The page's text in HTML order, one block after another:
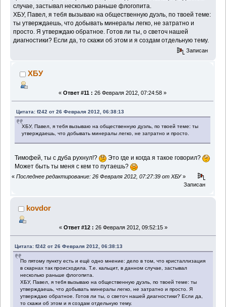
случае, застывал несколько раньше флогопита.
ХБУ, Павел, я тебя вызываю на общественную дуэль, по твоей теме:
ты утверждаешь, что добывать минералы легко, не затратно и
просто. Я утверждаю обратное. Готов ли ты, о светоч нашей
диагностики? Если да, то скажи об этом и я создам отдельную тему.
Записан
ХБУ
« Ответ #11 : 26 Февраля 2012, 07:24:58 »
Цитата: f242 от 26 Февраля 2012, 06:38:13
ХБУ, Павел, я тебя вызываю на общественную дуэль, по твоей теме: ты
утверждаешь, что добывать минералы легко, не затратно и просто.
Тимофей, ты с дуба рухнул!?
Это где и когда я такое говорил?
Может быть ты меня с кем то путаешь?
« Последнее редактирование: 26 Февраля 2012, 07:27:39 от ХБУ»
Записан
kovdor
« Ответ #12 : 26 Февраля 2012, 09:52:15 »
Цитата: f242 от 26 Февраля 2012, 06:38:13
По пятому пункту есть и ещё одно мнение: дело в том, что кристаллизация
в скарнах так происходила. Т.е. кальцит, в данном случае, застывал
несколько раньше флогопита.
ХБУ, Павел, я тебя вызываю на общественную дуэль, по твоей теме: ты
утверждаешь, что добывать минералы легко, не затратно и просто. Я
утверждаю обратное. Готов ли ты, о светоч нашей диагностики? Если да,
то скажи об этом и я создам отдельную тему.